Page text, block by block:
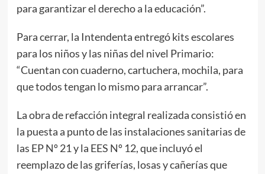
para garantizar el derecho a la educación”.
Para cerrar, la Intendenta entregó kits escolares
para los niños y las niñas del nivel Primario:
“Cuentan con cuaderno, cartuchera, mochila, para
que todos tengan lo mismo para arrancar”.
La obra de refacción integral realizada consistió en
la puesta a punto de las instalaciones sanitarias de
las EP Nº 21 y la EES Nº 12, que incluyó el
reemplazo de las griferías, losas y cañerías que